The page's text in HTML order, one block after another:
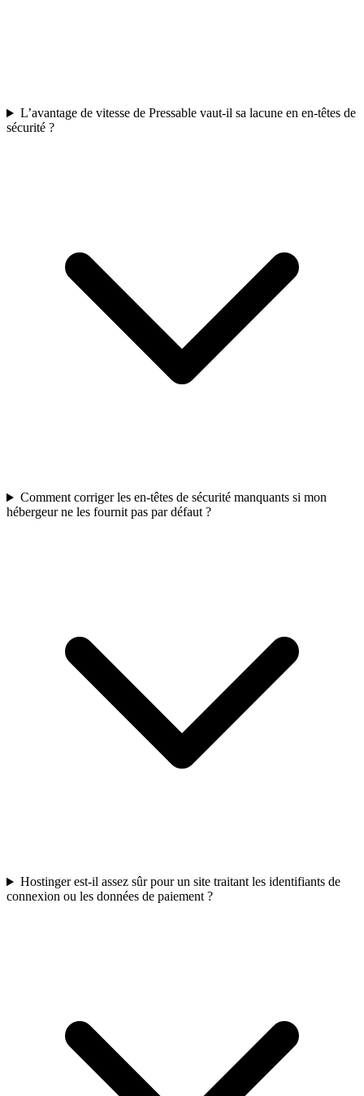
L’avantage de vitesse de Pressable vaut-il sa lacune en en-têtes de
sécurité ?
Comment corriger les en-têtes de sécurité manquants si mon
hébergeur ne les fournit pas par défaut ?
Hostinger est-il assez sûr pour un site traitant les identifiants de
connexion ou les données de paiement ?